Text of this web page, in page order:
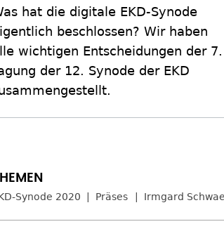
hat die digitale EKD-Synode
beschlossen? Wir haben
wichtigen Entscheidungen der 7.
der 12. Synode der EKD
Synode 2020 Präses Irmgard